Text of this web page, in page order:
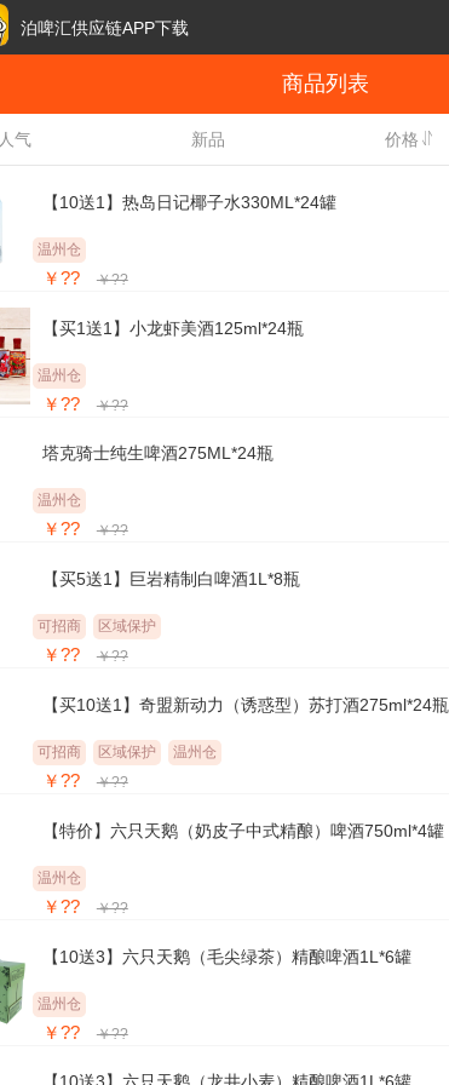
商品列表
人气 新品 价格
【10送1】热岛日记椰子水330ML*24罐
温州仓
￥?? ￥??
【买1送1】小龙虾美酒125ml*24瓶
温州仓
￥?? ￥??
塔克骑士纯生啤酒275ML*24瓶
温州仓
￥?? ￥??
【买5送1】巨岩精制白啤酒1L*8瓶
可招商 区域保护
￥?? ￥??
【买10送1】奇盟新动力（诱惑型）苏打酒275ml*24瓶
可招商 区域保护 温州仓
￥?? ￥??
【特价】六只天鹅（奶皮子中式精酿）啤酒750ml*4罐
温州仓
￥?? ￥??
【10送3】六只天鹅（毛尖绿茶）精酿啤酒1L*6罐
温州仓
￥?? ￥??
泊啤汇供应链APP下载